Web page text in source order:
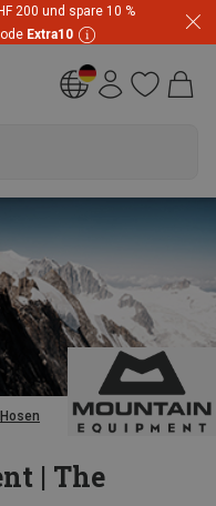
200 und spare 10 %
Extra10
Hosen
| The